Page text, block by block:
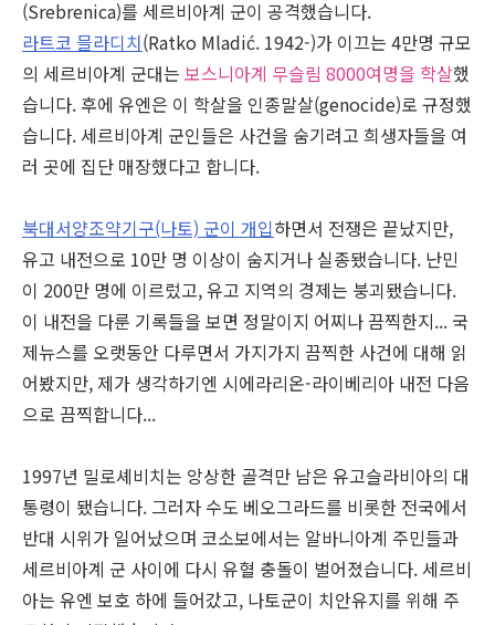
(Srebrenica)를 세르비아계 군이 공격했습니다.
라트코 믈라디치(Ratko Mladić. 1942-)가 이끄는 4만명 규모
의 세르비아계 군대는 보스니아계 무슬림 8000여명을 학살했
습니다. 후에 유엔은 이 학살을 인종말살(genocide)로 규정했
습니다. 세르비아계 군인들은 사건을 숨기려고 희생자들을 여
러 곳에 집단 매장했다고 합니다.
북대서양조약기구(나토) 군이 개입하면서 전쟁은 끝났지만,
유고 내전으로 10만 명 이상이 숨지거나 실종됐습니다. 난민
이 200만 명에 이르렀고, 유고 지역의 경제는 붕괴됐습니다.
이 내전을 다룬 기록들을 보면 정말이지 어찌나 끔찍한지... 국
제뉴스를 오랫동안 다루면서 가지가지 끔찍한 사건에 대해 읽
어봤지만, 제가 생각하기엔 시에라리온-라이베리아 내전 다음
으로 끔찍합니다...
1997년 밀로셰비치는 앙상한 골격만 남은 유고슬라비아의 대
통령이 됐습니다. 그러자 수도 베오그라드를 비롯한 전국에서
반대 시위가 일어났으며 코소보에서는 알바니아계 주민들과
세르비아계 군 사이에 다시 유혈 충돌이 벌어졌습니다. 세르비
아는 유엔 보호 하에 들어갔고, 나토군이 치안유지를 위해 주